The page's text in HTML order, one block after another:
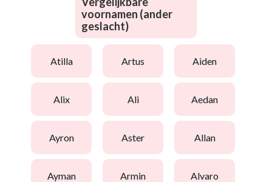
voornamen (ander
geslacht)
atilla artus aiden
alix ali aedan
ayron aster allan
ayman armin alvaro